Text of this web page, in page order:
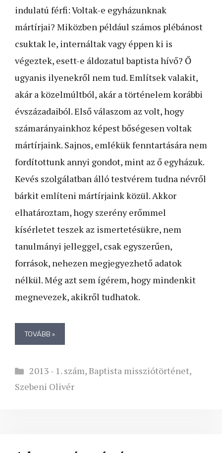
indulatú férfi: Voltak-e egyházunknak
mártírjai? Miközben például számos plébánost
csuktak le, internáltak vagy éppen ki is
végeztek, esett-e áldozatul baptista hívő? Ő
ugyanis ilyenekről nem tud. Említsek valakit,
akár a közelmúltból, akár a történelem korábbi
évszázadaiból. Első válaszom az volt, hogy
számarányainkhoz képest bőségesen voltak
mártírjaink. Sajnos, emlékük fenntartására nem
fordítottunk annyi gondot, mint az ő egyházuk.
Kevés szolgálatban álló testvérem tudna névről
bárkit említeni mártírjaink közül. Akkor
elhatároztam, hogy szerény erőmmel
kísérletet teszek az ismertetésükre, nem
tanulmányi jelleggel, csak egyszerűen,
források, nehezen megjegyezhető adatok
nélkül. Még azt sem ígérem, hogy mindenkit
megnevezek, akikről tudhatok.
TOVÁBB »
Kategória
2013 - 1. szám,Baptista missziótörténet,
Szebeni Olivér